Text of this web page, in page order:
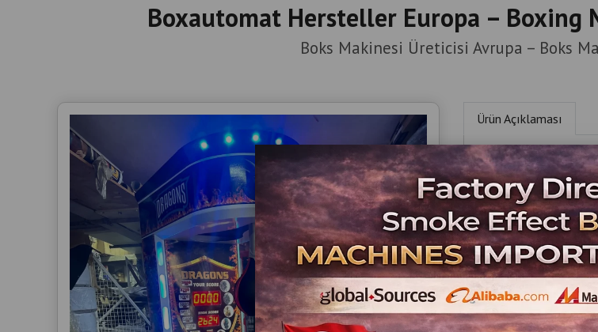
Boxautomat Hersteller Europa – Boxing
Boks Makinesi Üreticisi Avrupa – Boks
Ürün Açıklaması
Boks
Boxing